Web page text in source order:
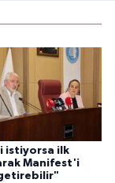
istiyorsa ilk
Manifest'i